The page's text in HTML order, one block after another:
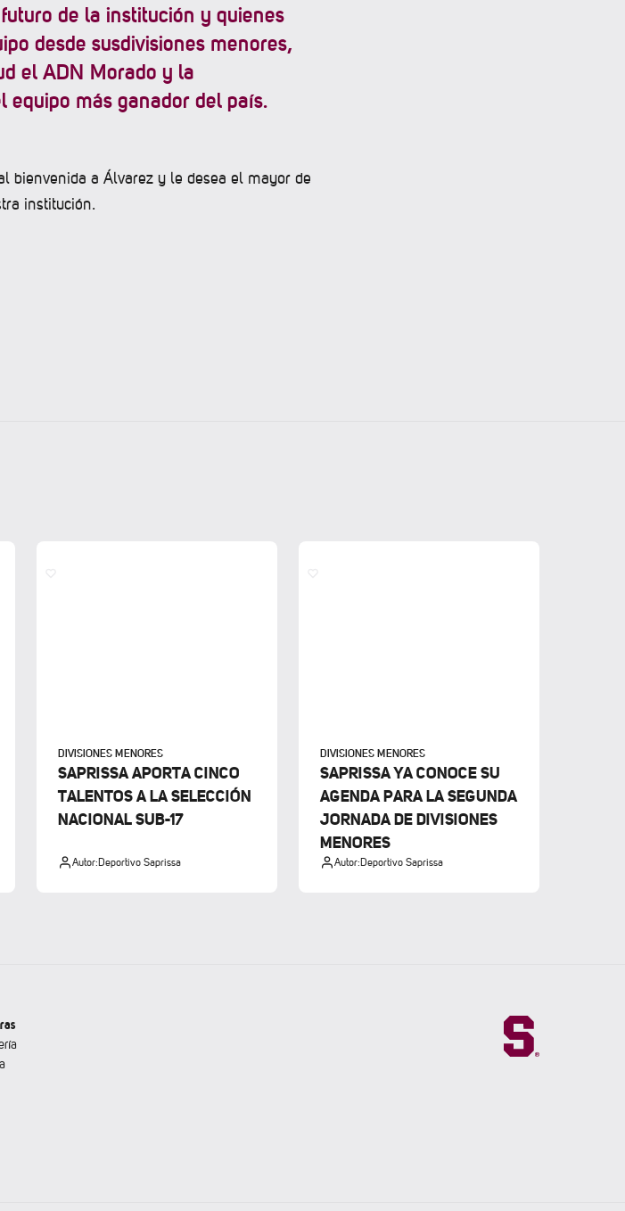
de la institución y quienes
desde susdivisiones menores,
el ADN Morado y la
más ganador del país.
bienvenida a Álvarez y le desea el mayor de
institución.
DIVISIONES MENORES
SAPRISSA APORTA CINCO
TALENTOS A LA SELECCIÓN
NACIONAL SUB-17
Autor:Deportivo Saprissa
DIVISIONES MENORES
SAPRISSA YA CONOCE SU
AGENDA PARA LA SEGUNDA
JORNADA DE DIVISIONES
MENORES
Autor:Deportivo Saprissa